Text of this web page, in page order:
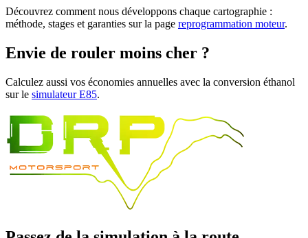
Découvrez comment nous développons chaque cartographie :
méthode, stages et garanties sur la page reprogrammation moteur.
Envie de rouler moins cher ?
Calculez aussi vos économies annuelles avec la conversion éthanol
sur le simulateur E85.